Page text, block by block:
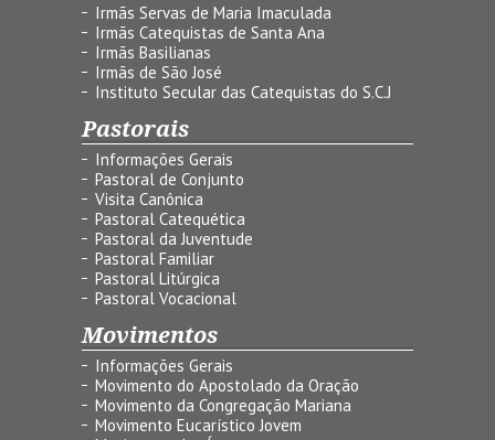
Irmãs Servas de Maria Imaculada
Irmãs Catequistas de Santa Ana
Irmãs Basilianas
Irmãs de São José
Instituto Secular das Catequistas do S.C.J
Pastorais
Informações Gerais
Pastoral de Conjunto
Visita Canônica
Pastoral Catequética
Pastoral da Juventude
Pastoral Familiar
Pastoral Litúrgica
Pastoral Vocacional
Movimentos
Informações Gerais
Movimento do Apostolado da Oração
Movimento da Congregação Mariana
Movimento Eucarístico Jovem